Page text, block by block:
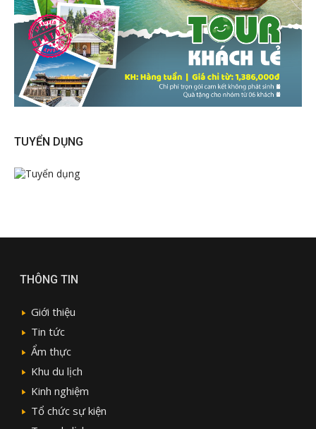
TUYỂN DỤNG
THÔNG TIN
Giới thiệu
Tin tức
Ẩm thực
Khu du lịch
Kinh nghiệm
Tổ chức sự kiện